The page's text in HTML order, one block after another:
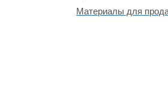
Материалы для